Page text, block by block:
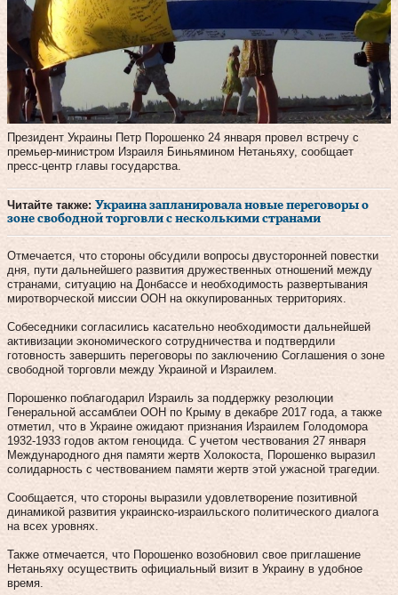
Президент Украины Петр Порошенко 24 января провел встречу с
премьер-министром Израиля Биньямином Нетаньяху, сообщает
пресс-центр главы государства.
Читайте также: Украина запланировала новые переговоры о
зоне свободной торговли с несколькими странами
Отмечается, что стороны обсудили вопросы двусторонней повестки
дня, пути дальнейшего развития дружественных отношений между
странами, ситуацию на Донбассе и необходимость развертывания
миротворческой миссии ООН на оккупированных территориях.
Собеседники согласились касательно необходимости дальнейшей
активизации экономического сотрудничества и подтвердили
готовность завершить переговоры по заключению Соглашения о зоне
свободной торговли между Украиной и Израилем.
Порошенко поблагодарил Израиль за поддержку резолюции
Генеральной ассамблеи ООН по Крыму в декабре 2017 года, а также
отметил, что в Украине ожидают признания Израилем Голодомора
1932-1933 годов актом геноцида. С учетом чествования 27 января
Международного дня памяти жертв Холокоста, Порошенко выразил
солидарность с чествованием памяти жертв этой ужасной трагедии.
Сообщается, что стороны выразили удовлетворение позитивной
динамикой развития украинско-израильского политического диалога
на всех уровнях.
Также отмечается, что Порошенко возобновил свое приглашение
Нетаньяху осуществить официальный визит в Украину в удобное
время.